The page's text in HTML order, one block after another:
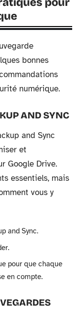
bonnes
numérique.
AND SYNC
and Sync
et
Google Drive.
essentiels, mais
vous y
and Sync.
pour que chaque
en compte.